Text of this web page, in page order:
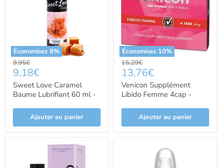
Économisez 8%
Prix
d'origine
9,95€
Prix
actuel
9,18€
Sweet Love Caramel
Baume Lubrifiant 60 ml -
Secret Play
Ajouter au panier
Économisez 10%
Prix
d'origine
15,29€
Prix
actuel
13,76€
Venicon Supplément
Libido Femme 4cap -
Ajouter au panier